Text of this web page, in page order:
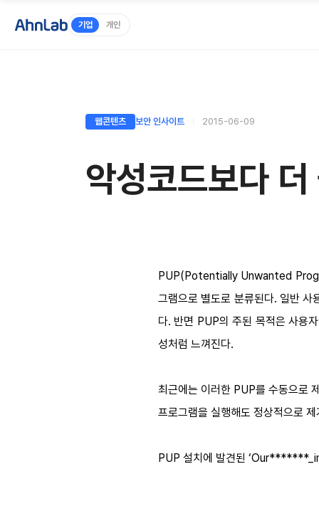
기업 개인
웹콘텐츠 보안 인사이트 2015-06-09
악성코드보다
PUP(Potentially Unwanted
그램으로 별도로 분류된다. 일반 사
다. 반면 PUP의 주된 목적은 사용
성처럼 느껴진다.
최근에는 이러한 PUP를 수동으로
프로그램을 실행해도 정상적으로
PUP 설치에 발견된